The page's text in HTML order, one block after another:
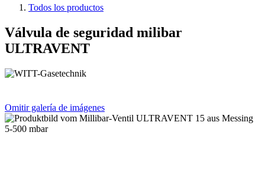
Todos los productos
Válvula de seguridad milibar
ULTRAVENT
Omitir galería de imágenes